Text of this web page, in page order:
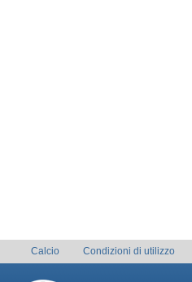
Calcio Condizioni di utilizzo